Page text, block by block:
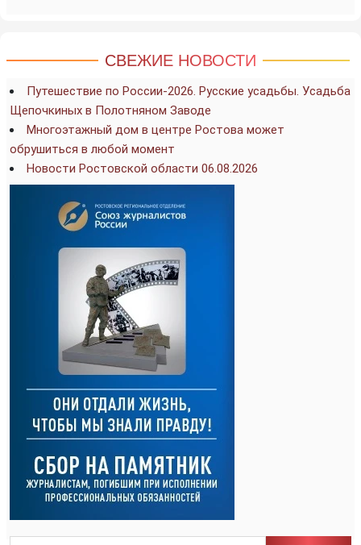
СВЕЖИЕ НОВОСТИ
Путешествие по России-2026. Русские усадьбы. Усадьба
Щепочкиных в Полотняном Заводе
Многоэтажный дом в центре Ростова может
обрушиться в любой момент
Новости Ростовской области 06.08.2026